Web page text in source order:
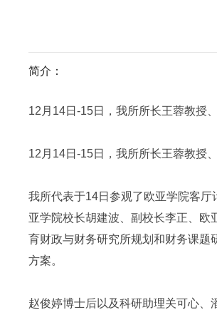
简介：
12月14日-15日，我所所长王蓉教授
12月14日-15日，我所所长王蓉教授
我所代表于14日参观了欧亚学院客
亚学院校长胡建波、副校长李正、
育财政与财务研究所规划和财务课题
方案。
赵俊婷博士后以及科研助理关可心、